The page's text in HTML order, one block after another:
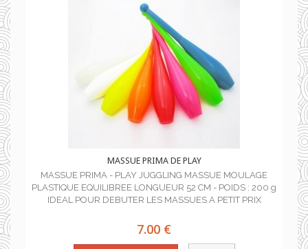
MASSUE PRIMA DE PLAY
MASSUE PRIMA - PLAY JUGGLING MASSUE MOULAGE
PLASTIQUE EQUILIBREE LONGUEUR 52 CM - POIDS : 200 g
IDEAL POUR DEBUTER LES MASSUES A PETIT PRIX
7.00 €